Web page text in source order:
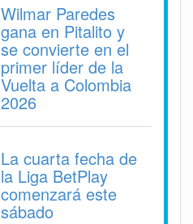
Wilmar Paredes
gana en Pitalito y
se convierte en el
primer líder de la
Vuelta a Colombia
2026
La cuarta fecha de
la Liga BetPlay
comenzará este
sábado